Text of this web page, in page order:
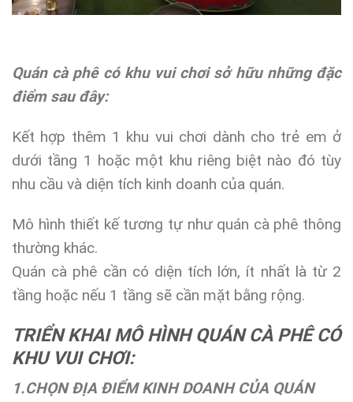
Quán cà phê có khu vui chơi sở hữu những đặc
điểm sau đây:
Kết hợp thêm 1 khu vui chơi dành cho trẻ em ở
dưới tầng 1 hoặc một khu riêng biệt nào đó tùy
nhu cầu và diện tích kinh doanh của quán.
Mô hình thiết kế tương tự như quán cà phê thông
thường khác.
Quán cà phê cần có diện tích lớn, ít nhất là từ 2
tầng hoặc nếu 1 tầng sẽ cần mặt bằng rộng.
TRIỂN KHAI MÔ HÌNH QUÁN CÀ PHÊ CÓ
KHU VUI CHƠI:
1.CHỌN ĐỊA ĐIỂM KINH DOANH CỦA QUÁN